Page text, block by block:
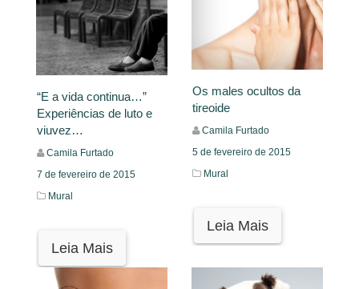
“E a vida continua…”
Experiências de luto e
viuvez…
Camila Furtado
7 de fevereiro de 2015
Mural
Leia Mais
Os males ocultos da
tireoide
Camila Furtado
5 de fevereiro de 2015
Mural
Leia Mais